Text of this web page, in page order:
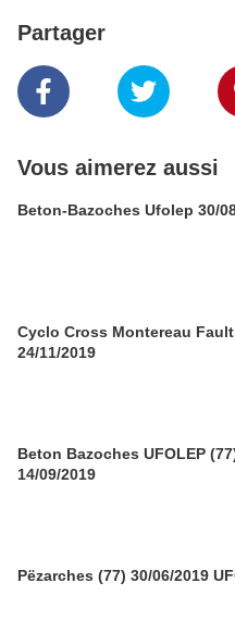
Partager
Vous aimerez aussi
Beton-Bazoches Ufolep 30/
Cyclo Cross Montereau
24/11/2019
Beton Bazoches UFOLEP
14/09/2019
Pëzarches (77) 30/06/2019